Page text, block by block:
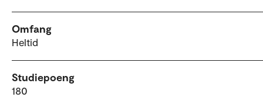
Omfang
Heltid
Studiepoeng
180